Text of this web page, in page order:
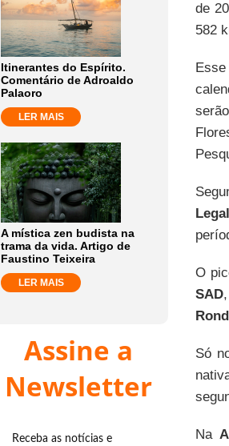
Itinerantes do Espírito.
Comentário de Adroaldo
Palaoro
LER MAIS
A mística zen budista na
trama da vida. Artigo de
Faustino Teixeira
LER MAIS
Assine a
Newsletter
Receba as notícias e
de
582
Legal
O
SAD
Só
Na